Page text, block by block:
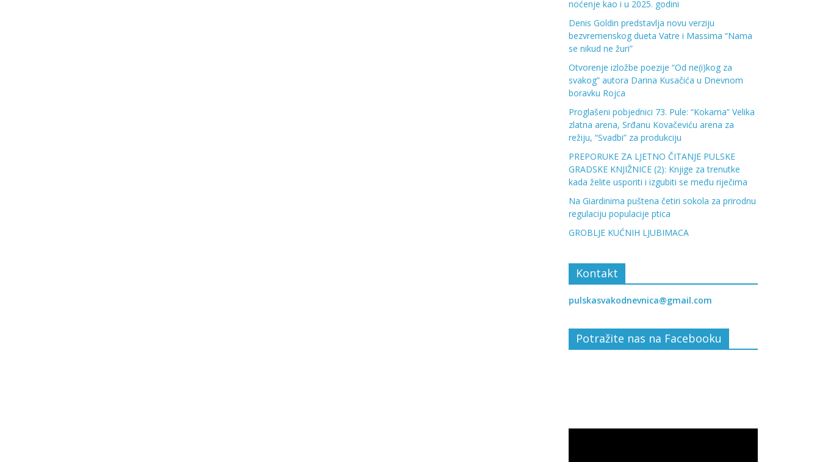
noćenje kao i u 2025. godini
Denis Goldin predstavlja novu verziju
bezvremenskog dueta Vatre i Massima “Nama
se nikud ne žuri”
Otvorenje izložbe poezije “Od ne(i)kog za
svakog” autora Darina Kusačića u Dnevnom
boravku Rojca
Proglašeni pobjednici 73. Pule: “Kokama” Velika
zlatna arena, Srđanu Kovačeviću arena za
režiju, “Svadbi” za produkciju
PREPORUKE ZA LJETNO ČITANJE PULSKE
GRADSKE KNJIŽNICE (2): Knjige za trenutke
kada želite usporiti i izgubiti se među riječima
Na Giardinima puštena četiri sokola za prirodnu
regulaciju populacije ptica
GROBLJE KUĆNIH LJUBIMACA
Kontakt
pulskasvakodnevnica@gmail.com
Potražite nas na Facebooku